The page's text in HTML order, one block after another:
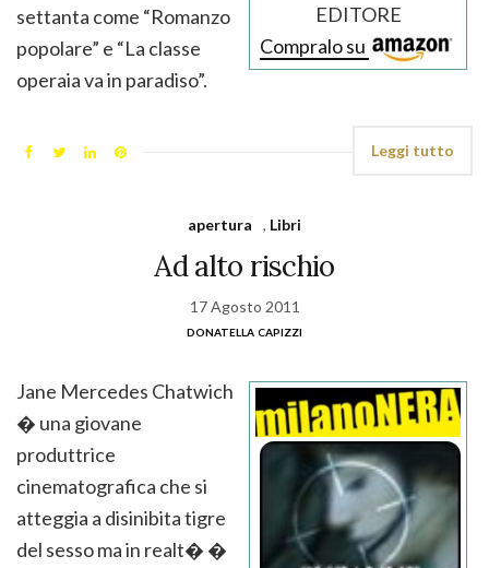
EDITORE
Compralo su
settanta come “Romanzo
popolare” e “La classe
operaia va in paradiso”.
Leggi tutto
apertura , Libri
Ad alto rischio
17 Agosto 2011
donatella capizzi
Jane Mercedes Chatwich
� una giovane
produttrice
cinematografica che si
atteggia a disinibita tigre
del sesso ma in realt� �